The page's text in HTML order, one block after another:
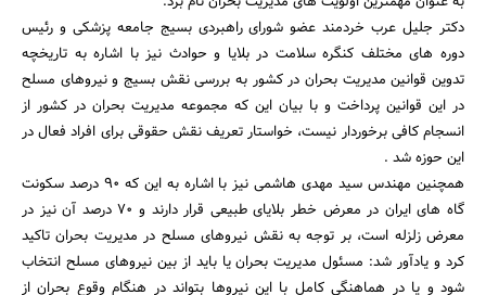
دکتر جلیل عرب خردمند عضو شورای راهبردی بسیج جامعه پزشکی و رئیس
دوره های مختلف کنگره سلامت در بلایا و حوادث نیز با اشاره به تاریخچه
تدوین قوانین مدیریت بحران در کشور به بررسی نقش بسیج و نیروهای مسلح
در این قوانین پرداخت و با بیان این که مجموعه مدیریت بحران در کشور از
انسجام کافی برخوردار نیست، خواستار تعریف نقش حقوقی برای افراد فعال در
این حوزه شد .
همچنین مهندس سید مهدی هاشمی نیز با اشاره به این که 90 درصد سکونت
گاه های ایران در معرض خطر بلایای طبیعی قرار دارند و 70 درصد آن نیز در
معرض زلزله است، بر توجه به نقش نیروهای مسلح در مدیریت بحران تاکید
کرد و یادآور شد: مسئول مدیریت بحران یا باید از بین نیروهای مسلح انتخاب
شود و یا در هماهنگی کامل با این نیروها بتواند در هنگام وقوع بحران از